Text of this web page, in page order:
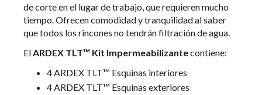
de corte en el lugar de trabajo, que requieren mucho
tiempo. Ofrecen comodidad y tranquilidad al saber
que todos los rincones no tendrán filtración de agua.
El ARDEX TLT™ Kit Impermeabilizantecontiene:
4 ARDEX TLT™ Esquinas interiores
4 ARDEX TLT™ Esquinas exteriores